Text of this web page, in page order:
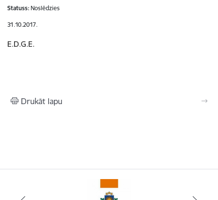
Statuss: Noslēdzies
31.10.2017.
E.D.G.E.
Drukāt lapu